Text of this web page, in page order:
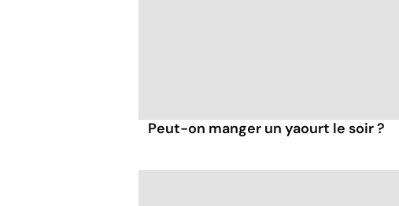
Peut-on manger un yaourt le soir ?